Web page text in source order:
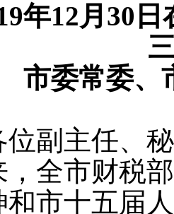
9年12月 30
市委常委
位副主任、
，全市财税
和市十五届